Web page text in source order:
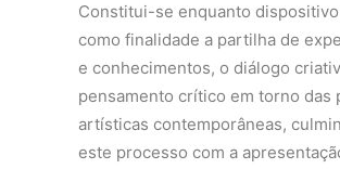
Constitui-se enquanto
como finalidade a partilha de
e conhecimentos, o diálogo
pensamento crítico em torno das
artísticas contemporâneas,
este processo com a